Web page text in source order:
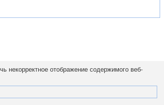
некорректное отображение содержимого веб-